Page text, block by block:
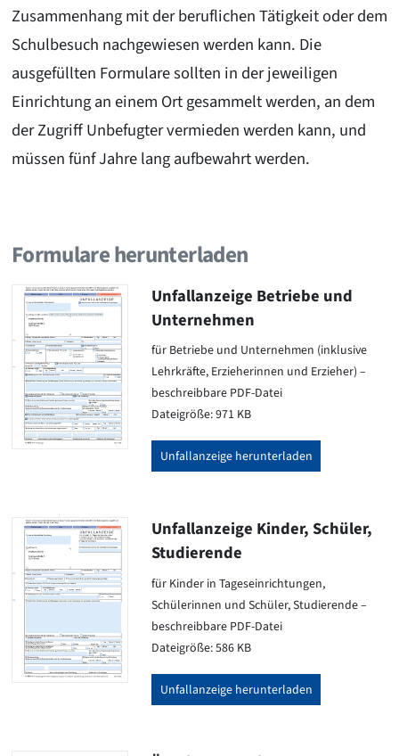
Zusammenhang mit der beruflichen Tätigkeit oder dem
Schulbesuch nachgewiesen werden kann. Die
ausgefüllten Formulare sollten in der jeweiligen
Einrichtung an einem Ort gesammelt werden, an dem
der Zugriff Unbefugter vermieden werden kann, und
müssen fünf Jahre lang aufbewahrt werden.
Formulare herunterladen
Unfallanzeige Betriebe und
Unternehmen
für Betriebe und Unternehmen (inklusive
Lehrkräfte, Erzieherinnen und Erzieher) –
beschreibbare PDF-Datei
Dateigröße: 971 KB
Unfallanzeige herunterladen
Unfallanzeige Kinder, Schüler,
Studierende
für Kinder in Tageseinrichtungen,
Schülerinnen und Schüler, Studierende –
beschreibbare PDF-Datei
Dateigröße: 586 KB
Unfallanzeige herunterladen